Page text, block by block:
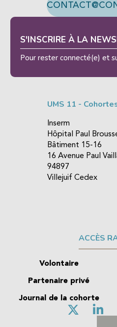
S'INSCRIRE À LA
Pour rester connecté(e) et
UMS 11 -
Inserm
Hôpital Paul
Bâtiment 15-16
16 Avenue Paul
94897
Villejuif Cedex
ACCÈS
Volontaire
Partenaire privé
Journal de la cohorte